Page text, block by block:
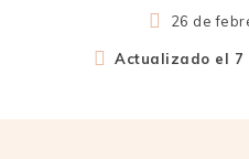
26 de
Actualizado el 7